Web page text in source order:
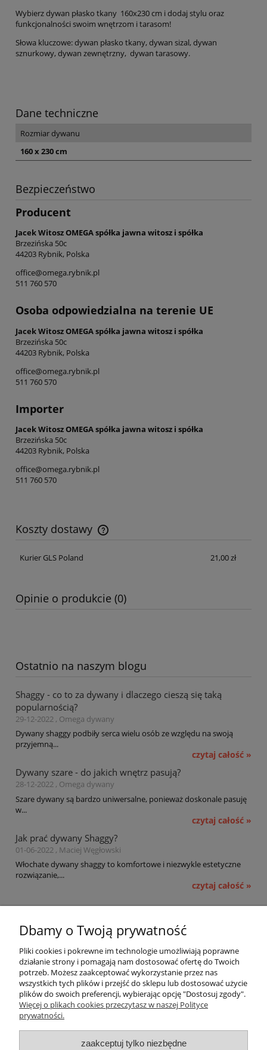
Wybierz dywan płasko tkany 160x230 cm i dodaj stylu oraz
funkcjonalności swoim wnętrzom i tarasom!
Słowa kluczowe: dywan płasko tkany, dywan sizal, dywan
sznurkowy, dywan zewnętrzny, dywan tarasowy.
Dane techniczne
Rozmiar dywanu
160 x 230 cm
Bezpieczeństwo
Producent
Jacek Witosz OMEGA spółka jawna witosz i spółka
Brzezińska 50c
44203 Rybnik, Polska
office@omega.rybnik.pl
511 760 570
Osoba odpowiedzialna na terenie UE
Jacek Witosz OMEGA spółka jawna witosz i spółka
Brzezińska 50c
44203 Rybnik, Polska
office@omega.rybnik.pl
511 760 570
Importer
Jacek Witosz OMEGA spółka jawna witosz i spółka
Brzezińska 50c
44203 Rybnik, Polska
office@omega.rybnik.pl
511 760 570
Koszty dostawy
Cena nie zawiera ewentualnych kosztów płatności
Kurier GLS Poland
21,00 zł
Opinie o produkcie (0)
Ostatnio na naszym blogu
Shaggy - co to za dywany i dlaczego cieszą się taką
popularnością?
29-12-2022 , Omega dywany
Dywany shaggy podbiły serca wielu osób ze względu na swoją
przyjemną...
czytaj całość »
Dywany szare - do jakich wnętrz pasują?
28-12-2022 , Omega dywany
Szare dywany są bardzo uniwersalne, ponieważ doskonale pasuję
w...
czytaj całość »
Jak prać dywany Shaggy?
01-06-2022 , Maciej Węgłowski
Włochate dywany shaggy to komfortowe i niezwykle estetyczne
rozwiązanie,...
czytaj całość »
Płatności i dostawa
Informacje
O nas
Dbamy o Twoją prywatność
Pliki cookies i pokrewne im technologie umożliwiają poprawne
działanie strony i pomagają nam dostosować ofertę do Twoich
potrzeb. Możesz zaakceptować wykorzystanie przez nas
wszystkich tych plików i przejść do sklepu lub dostosować użycie
plików do swoich preferencji, wybierając opcję "Dostosuj zgody".
Więcej o plikach cookies przeczytasz w naszej Polityce
prywatności.
zaakceptuj tylko niezbędne